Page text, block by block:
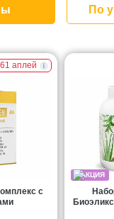
За покупками!
По
аплей
с